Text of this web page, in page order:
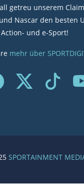
getreu unserem
Nascar den besten
Action- und e-Sport!
mehr über
SPORTAINMENT